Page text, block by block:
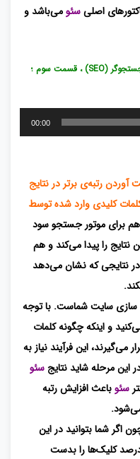
اصلیسئومی‌باشد و
پادکست نکاتی درمورد بهینه سازی موتورهای جستجوگر (SEO) ، قسمت سوم ؛
00:00
رتبه‌ی برتر در نتایج
کلیدی وارد شده توسط
هم برای موتور جستجو سود
نتایج را پیدا می‌کند و هم
نتایجی که نشان می‌دهد
سازی سایت شماست. با توجه
و اینکه چگونه کلمات
می‌گیرند، این فرآیند نیاز به
این مرحله شاید نتایجسئو
سئوباعث افزایش رتبه
اگر شما بتوانید در این
جزو سه لینک اول باشید یعنی 58 درصد کلیک‌ها را بدست